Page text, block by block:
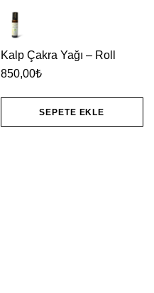
Kalp Çakra Yağı – Roll
850,00₺
SEPETE EKLE